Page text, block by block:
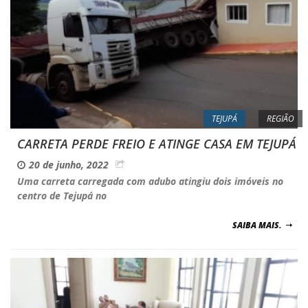
TEJUPÁ REGIÃO
CARRETA PERDE FREIO E ATINGE CASA EM TEJUPÁ
20 de junho, 2022
Uma carreta carregada com adubo atingiu dois imóveis no
centro de Tejupá no
SAIBA MAIS.